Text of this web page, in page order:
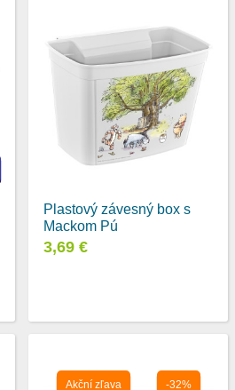
Plastový závesný box s
Mackom Pú
3,69 €
-32%
Akční zľava